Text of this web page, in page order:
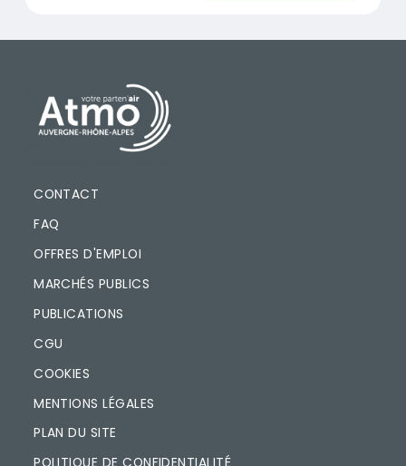
PIED DE PAGE
CONTACT
FAQ
OFFRES D'EMPLOI
MARCHÉS PUBLICS
PUBLICATIONS
CGU
COOKIES
MENTIONS LÉGALES
PLAN DU SITE